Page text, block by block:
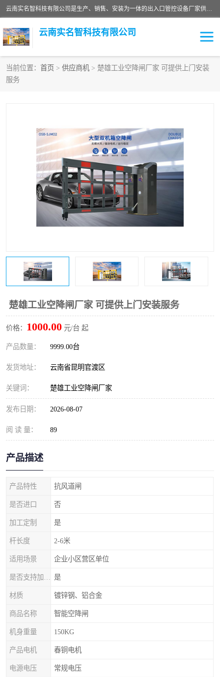
云南实名智科技有限公司是生产、销售、安装为一体的出入口管控设备厂家供应商。主营:电动伸缩门、道闸、广告道闸、重型空降闸、车牌识别、门禁通道、升降柱、岗亭、旗杆等智能设备。主营产品: 电动伸缩门,道闸门禁,车牌识别 生产、销售、安装为一体的出入口管控设备厂家源头供应商。
云南实名智科技有限公司
当前位置： 首页 > 供应商机 > 楚雄工业空降闸厂家 可提供上门安装
服务
楚雄工业空降闸厂家 可提供上门安装服务
价格： 1000.00 元/台 起
产品数量： 9999.00台
发货地址： 云南省昆明官渡区
关键词： 楚雄工业空降闸厂家
发布日期： 2026-08-07
阅 读 量： 89
产品描述
产品特性 抗风道闸
是否进口 否
加工定制 是
杆长度 2-6米
适用场景 企业小区营区单位
是
材质 镀锌钢、铝合金
商品名称 智能空降闸
机身重量 150KG
产品电机 春铜电机
电源电压 常规电压
车牌识别门系列
升降门系列 通道闸系列
小门系列 伸缩门